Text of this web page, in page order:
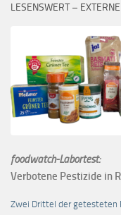
LESENSWERT –
foodwatch-Labortest:
Verbotene Pestizide in
Zwei Drittel der getesteten